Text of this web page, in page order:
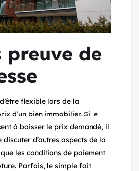
preuve de
flexible lors de la
d’un bien immobilier. Si le
à baisser le prix demandé, il
discuter d’autres aspects de la
les conditions de paiement
Parfois, le simple fait